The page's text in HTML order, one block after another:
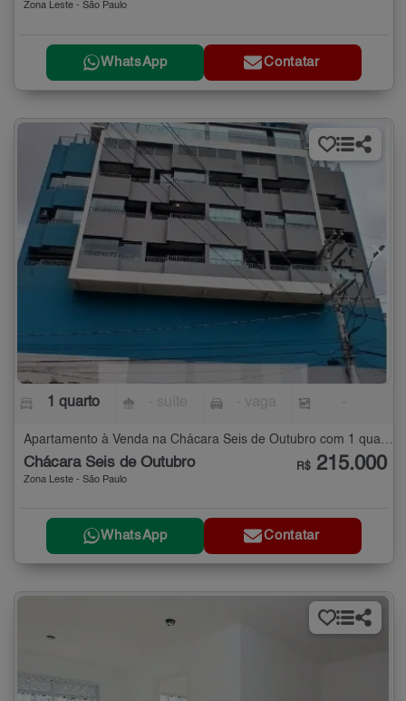
Zona Leste - São Paulo
WhatsApp Contatar
1 quarto
Chácara Seis de Outubro
Zona Leste - São Paulo
R$ 215.000
WhatsApp Contatar